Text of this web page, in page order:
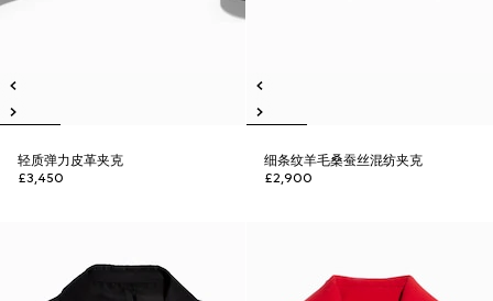
轻质弹力皮革夹克
£3,450
细条纹羊毛桑蚕丝混纺夹克
£2,900